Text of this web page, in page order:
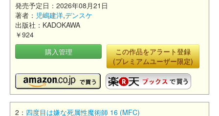
発売予定日：2026年08月21日
著者： 児嶋建洋,デンスケ
出版社：KADOKAWA
￥924
購入管理
この作品をアラート登録
(プレミアムユーザー限定)
2： 四度目は嫌な死属性魔術師 16 (MFC)